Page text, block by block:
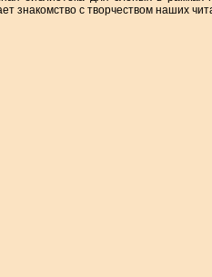
знакомство с творчеством наших